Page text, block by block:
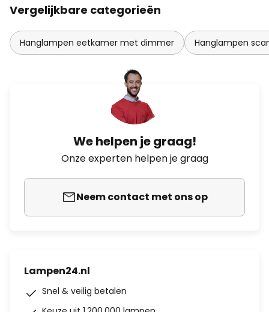
Vergelijkbare categorieën
Hanglampen eetkamer met dimmer Hanglampen
We helpen je graag!
Onze experten helpen je graag
Neem contact met ons op
Lampen24.nl
Snel & veilig betalen